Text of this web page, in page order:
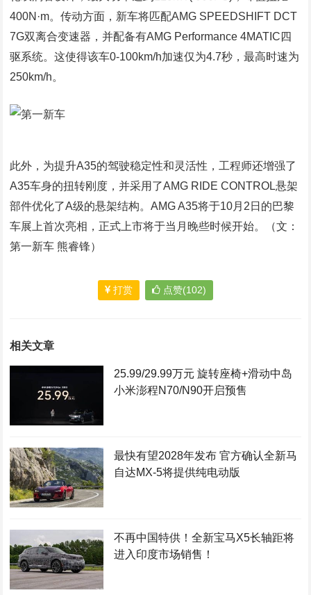
400N·m。传动方面，新车将匹配AMG SPEEDSHIFT DCT
7G双离合变速器，并配备有AMG Performance 4MATIC四
驱系统。这使得该车0-100km/h加速仅为4.7秒，最高时速为
250km/h。
此外，为提升A35的驾驶稳定性和灵活性，工程师还增强了
A35车身的扭转刚度，并采用了AMG RIDE CONTROL悬架
部件优化了A级的悬架结构。AMG A35将于10月2日的巴黎
车展上首次亮相，正式上市将于当月晚些时候开始。（文：
第一新车 熊睿锋）
打赏 点赞(102)
相关文章
25.99/29.99万元 旋转座椅+滑动中岛
小米澎程N70/N90开启预售
最快有望2028年发布 官方确认全新马
自达MX-5将提供纯电动版
不再中国特供！全新宝马X5长轴距将
进入印度市场销售！